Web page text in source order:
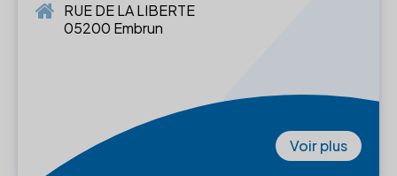
RUE DE LA LIBERTE
05200 Embrun
Voir plus